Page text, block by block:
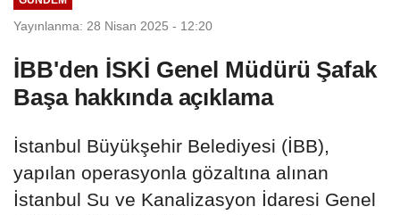
Yayınlanma: 28 Nisan 2025 - 12:20
İBB'den İSKİ Genel Müdürü Şafak
Başa hakkında açıklama
İstanbul Büyükşehir Belediyesi (İBB),
yapılan operasyonla gözaltına alınan
İstanbul Su ve Kanalizasyon İdaresi Genel